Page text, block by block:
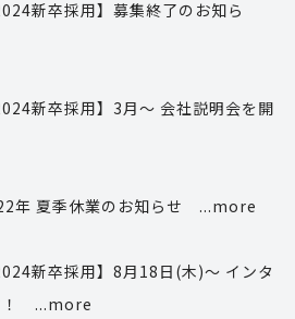
新卒採用】募集終了のお知ら
新卒採用】3月～ 会社説明会を開
年 夏季休業のお知らせ ...more
新卒採用】8月18日(木)～ インタ
！ ...more